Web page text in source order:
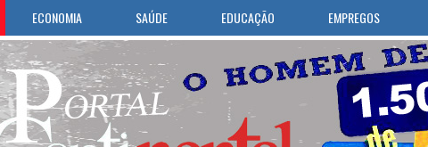
ECONOMIA SAÚDE EDUCAÇÃO EMPREGOS